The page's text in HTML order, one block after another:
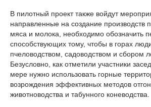
В пилотный проект также войдут
направленные на создание производств
мяса и молока, необходимо обозначить
способствующих тому, чтобы в горах
пчеловодством, садоводством и сбором
Безусловно, как отметили участники
мере нужно использовать горные
возрождения эффективных методов
животноводства и табунного коневодства.